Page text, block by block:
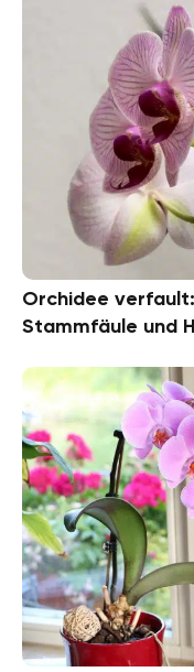
Orchidee
Stammfäule und